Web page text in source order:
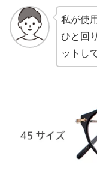
私が使
ひと回
ットし